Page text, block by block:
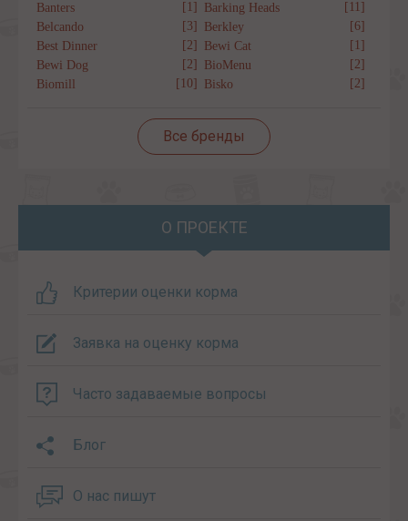
Banters
[1] Barking Heads
[11]
Belcando
[3] Berkley
[6]
Best Dinner
[2] Bewi Cat
[1]
Bewi Dog
[2] BioMenu
[2]
Biomill
[10] Bisko [2]
Все бренды
О ПРОЕКТЕ
Критерии оценки корма
Заявка на оценку корма
Часто задаваемые вопросы
Блог
О нас пишут